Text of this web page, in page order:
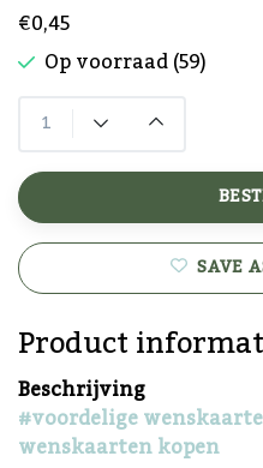
€0,45
Op voorraad (59)
SAVE
Product
Beschrijving
#voordelige
wenskaarten kopen